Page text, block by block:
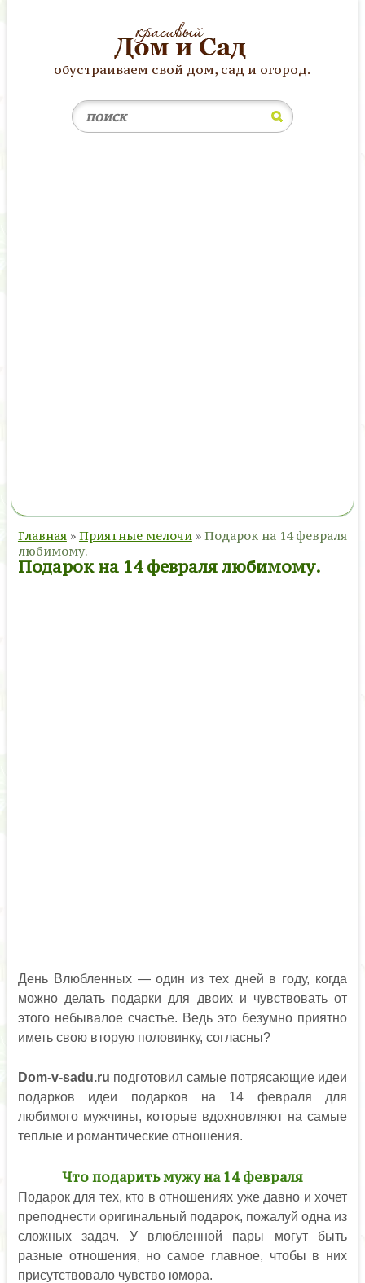
обустраиваем свой дом, сад и огород.
Главная » Приятные мелочи » Подарок на 14 февраля
любимому.
Подарок на 14 февраля любимому.
День Влюбленных — один из тех дней в году, когда
можно делать подарки для двоих и чувствовать от
этого небывалое счастье. Ведь это безумно приятно
иметь свою вторую половинку, согласны?
Dom-v-sadu.ru подготовил самые потрясающие идеи
подарков идеи подарков на 14 февраля для
любимого мужчины, которые вдохновляют на самые
теплые и романтические отношения.
Что подарить мужу на 14 февраля
Подарок для тех, кто в отношениях уже давно и хочет
преподнести оригинальный подарок, пожалуй одна из
сложных задач. У влюбленной пары могут быть
разные отношения, но самое главное, чтобы в них
присутствовало чувство юмора.